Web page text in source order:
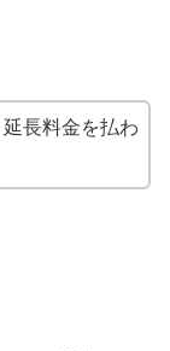
長料金を払わ